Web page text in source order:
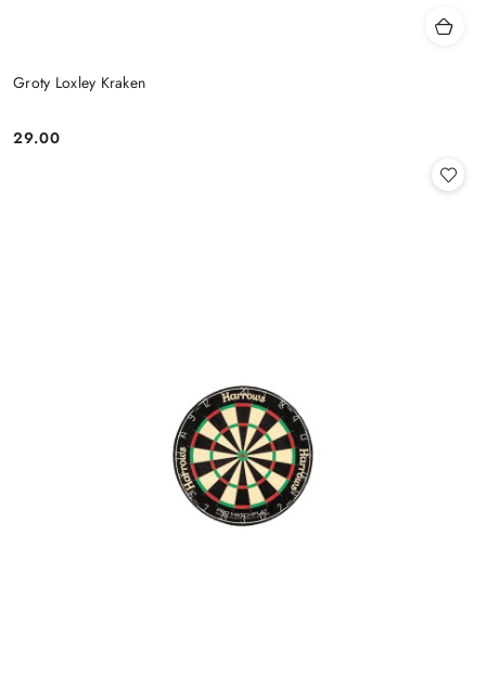
Groty Loxley Kraken
Cena:
29.00